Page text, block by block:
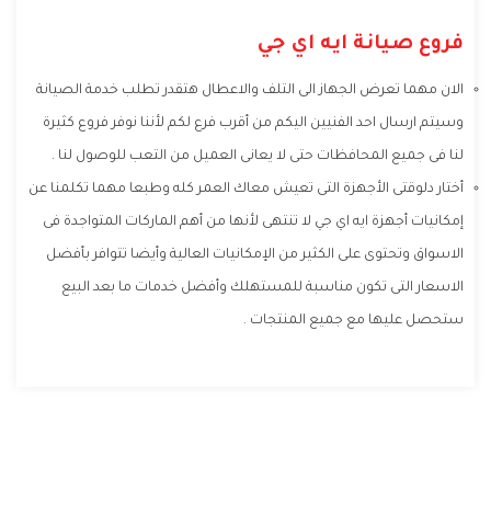
فروع صيانة ايه اي جي
الان مهما تعرض الجهاز الى التلف والاعطال هتقدر تطلب خدمة الصيانة
وسيتم ارسال احد الفنيين اليكم من أقرب فرع لكم لأننا نوفر فروع كثيرة
لنا فى جميع المحافظات حتى لا يعانى العميل من التعب للوصول لنا .
أختار دلوقتى الأجهزة التى تعيش معاك العمر كله وطبعا مهما تكلمنا عن
إمكانيات أجهزة ايه اي جي لا تنتهى لأنها من أهم الماركات المتواجدة فى
الاسواق وتحتوى على الكثير من الإمكانيات العالية وأيضا تتوافر بأفضل
الاسعار التى تكون مناسبة للمستهلك وأفضل خدمات ما بعد البيع
ستحصل عليها مع جميع المنتجات .